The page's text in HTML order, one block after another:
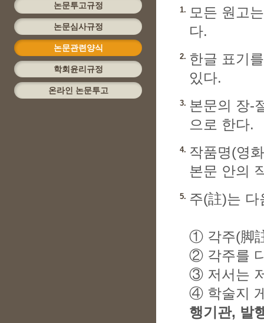
논문투고규정
논문심사규정
논문관련양식
학회윤리규정
온라인 논문투고
1.
모든 원고
다.
2. 한글 표기
있다.
3. 본문의 장-
으로 한다.
4. 작품명(영
본문 안의
5. 주(註)는 다
① 각주(脚
② 각주를
③ 저서는
④ 학술지
행기관, 발